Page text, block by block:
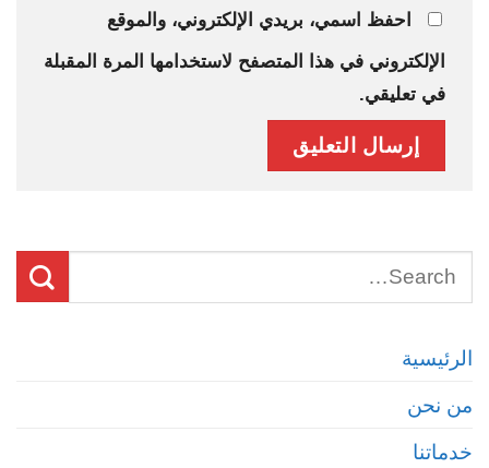
الرئيسية
من نحن
خدماتنا
احفظ اسمي، بريدي الإلكتروني، والموقع
الإلكتروني في هذا المتصفح لاستخدامها المرة المقبلة
في تعليقي.